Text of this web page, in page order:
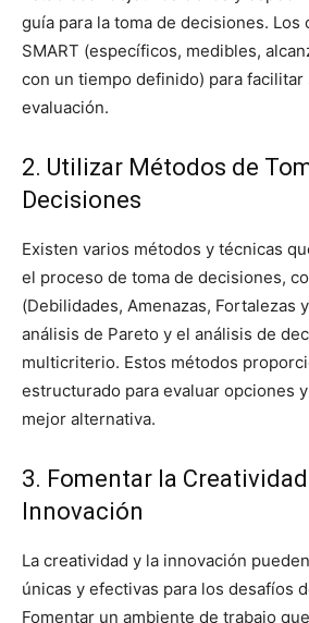
guía para la toma de decisiones.
SMART (específicos, medibles,
con un tiempo definido) para
evaluación.
2. Utilizar Métodos de
Decisiones
Existen varios métodos y técnicas
el proceso de toma de decisiones,
(Debilidades, Amenazas, Fortalezas
análisis de Pareto y el análisis de
multicriterio. Estos métodos
estructurado para evaluar opciones
mejor alternativa.
3. Fomentar la
Innovación
La creatividad y la innovación
únicas y efectivas para los desafíos
Fomentar un ambiente de trabajo